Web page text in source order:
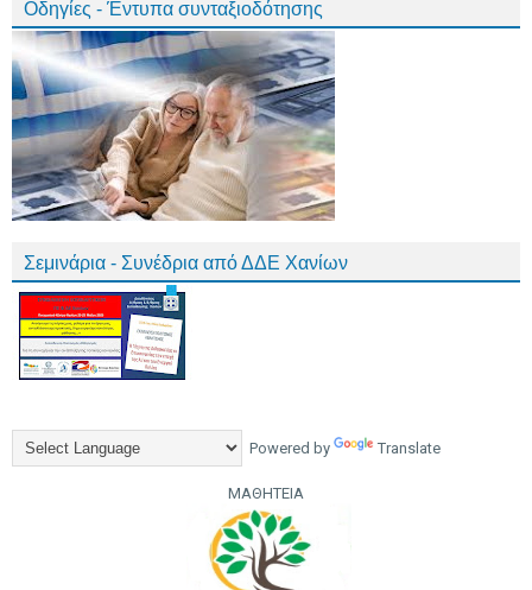
Οδηγίες - Έντυπα συνταξιοδότησης
Σεμινάρια - Συνέδρια από ΔΔΕ Χανίων
Powered by Translate
ΜΑΘΗΤΕΙΑ